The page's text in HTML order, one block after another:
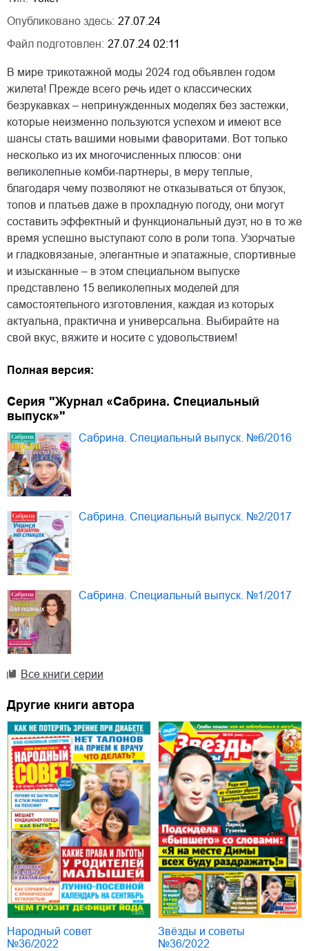
Опубликовано здесь: 27.07.24
Файл подготовлен: 27.07.24 02:11
В мире трикотажной моды 2024 год объявлен годом
жилета! Прежде всего речь идет о классических
безрукавках – непринужденных моделях без застежки,
которые неизменно пользуются успехом и имеют все
шансы стать вашими новыми фаворитами. Вот только
несколько из их многочисленных плюсов: они
великолепные комби-партнеры, в меру теплые,
благодаря чему позволяют не отказываться от блузок,
топов и платьев даже в прохладную погоду, они могут
составить эффектный и функциональный дуэт, но в то же
время успешно выступают соло в роли топа. Узорчатые
и гладковязаные, элегантные и эпатажные, спортивные
и изысканные – в этом специальном выпуске
представлено 15 великолепных моделей для
самостоятельного изготовления, каждая из которых
актуальна, практична и универсальна. Выбирайте на
свой вкус, вяжите и носите с удовольствием!
Полная версия:
Серия "Журнал «Сабрина. Специальный
выпуск»"
Сабрина. Специальный выпуск. №6/2016
Сабрина. Специальный выпуск. №2/2017
Сабрина. Специальный выпуск. №1/2017
Все книги серии
Другие книги автора
Народный совет
№36/2022
Звёзды и советы
№36/2022